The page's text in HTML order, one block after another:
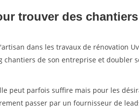
trouver des
dans les travaux de rénovation
de son entreprise et doubler
peut parfois suffire mais pour les
passer par un fournisseur de